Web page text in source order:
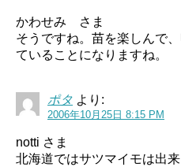
かわせみ さま
そうですね。苗を楽しんで
ていることになりますね。
ポタ より:
2006年10月25日 8:15 PM
notti さま
北海道ではサツマイモは出